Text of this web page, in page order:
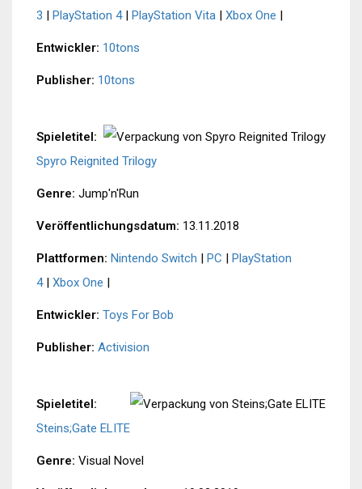
3 | PlayStation 4| PlayStation Vita | Xbox One |
Entwickler: 10tons
Publisher: 10tons
Spieletitel:
Spyro Reignited Trilogy
Genre: Jump'n'Run
Veröffentlichungsdatum: 13.11.2018
Plattformen: Nintendo Switch | PC | PlayStation
4| Xbox One |
Entwickler: Toys For Bob
Publisher: Activision
Spieletitel:
Steins;Gate ELITE
Genre: Visual Novel